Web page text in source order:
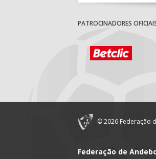
PATROCINADORES
© 2026 Federação
Federação de